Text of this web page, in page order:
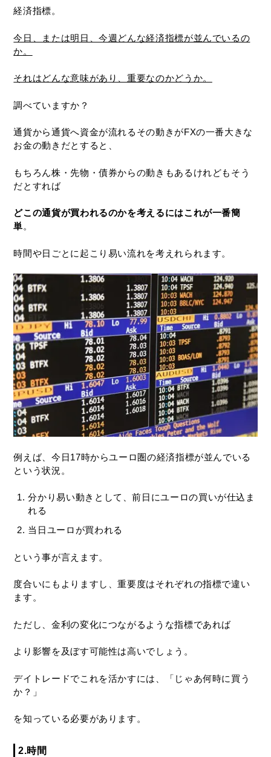
経済指標。
今日、または明日、今週どんな経済指標が並んでいるの
か。
それはどんな意味があり、重要なのかどうか。
調べていますか？
通貨から通貨へ資金が流れるその動きがFXの一番大きな
お金の動きだとすると、
もちろん株・先物・債券からの動きもあるけれどもそう
だとすれば
どこの通貨が買われるのかを考えるにはこれが一番簡
単。
時間や日ごとに起こり易い流れを考えれられます。
例えば、今日17時からユーロ圏の経済指標が並んでいる
という状況。
分かり易い動きとして、前日にユーロの買いが仕込ま
れる
当日ユーロが買われる
という事が言えます。
度合いにもよりますし、重要度はそれぞれの指標で違い
ます。
ただし、金利の変化につながるような指標であれば
より影響を及ぼす可能性は高いでしょう。
デイトレードでこれを活かすには、「じゃあ何時に買う
か？」
を知っている必要があります。
2.時間